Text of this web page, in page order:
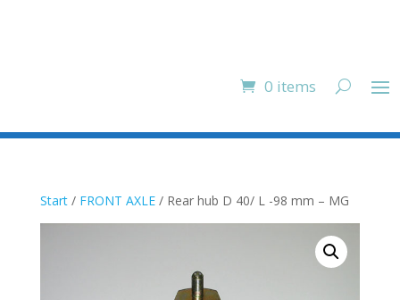
0 items
Start/ FRONT AXLE/ Rear hub D 40/ L -98 mm – MG